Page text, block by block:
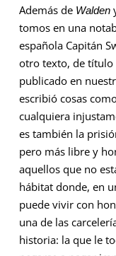
Además de Walden
tomos en una
española Capitán
otro texto, de título
publicado en
escribió cosas
cualquiera
es también la
pero más libre y
aquellos que no
hábitat donde, en
puede vivir con
una de las
historia: la que le